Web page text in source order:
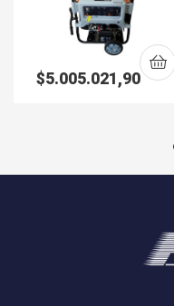
$5.005.021,90